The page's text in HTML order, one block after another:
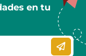
en tu